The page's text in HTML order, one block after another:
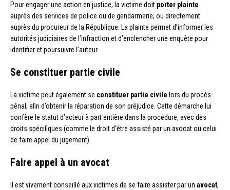
Pour engager une action en justice, la victime doit porter plainte
auprès des services de police ou de gendarmerie, ou directement
auprès du procureur de la République. La plainte permet d’informer les
autorités judiciaires de l’infraction et d’enclencher une enquête pour
identifier et poursuivre l’auteur.
Se constituer partie civile
La victime peut également se constituer partie civile lors du procès
pénal, afin d’obtenir la réparation de son préjudice. Cette démarche lui
confère le statut d’acteur à part entière dans la procédure, avec des
droits spécifiques (comme le droit d’être assisté par un avocat ou celui
de faire appel du jugement).
Faire appel à un avocat
Il est vivement conseillé aux victimes de se faire assister par un avocat,